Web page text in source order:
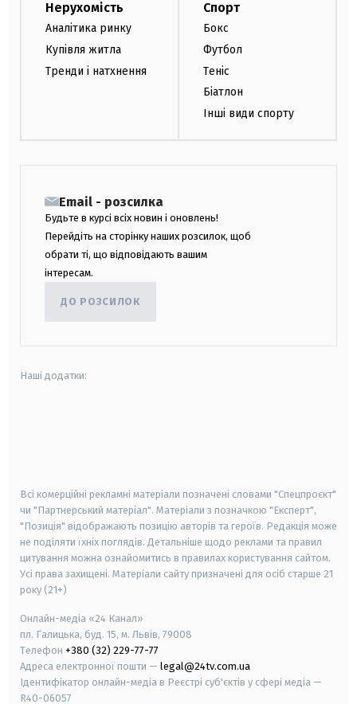
Нерухомість
Аналітика ринку
Купівля житла
Тренди і натхнення
Спорт
Бокс
Футбол
Теніс
Біатлон
Інші види спорту
Email - розсилка
Будьте в курсі всіх новин і оновлень!
Перейдіть на сторінку наших розсилок, щоб
обрати ті, що відповідають вашим
інтересам.
ДО РОЗСИЛОК
Наші додатки:
Всі комерційні рекламні матеріали позначені словами "Спецпроєкт"
чи "Партнерський матеріал". Матеріали з позначкою "Експерт",
"Позиція" відображають позицію авторів та героїв. Редакція може
не поділяти їхніх поглядів. Детальніше щодо реклами та правил
цитування можна ознайомитись в правилах користування сайтом.
Усі права захищені. Матеріали сайту призначені для осіб старше 21
року (21+)
Онлайн-медіа «24 Канал»
пл. Галицька, буд. 15, м. Львів, 79008
Телефон +380 (32) 229-77-77
Адреса електронної пошти — legal@24tv.com.ua
Ідентифікатор онлайн-медіа в Реєстрі суб'єктів у сфері медіа —
R40-06057